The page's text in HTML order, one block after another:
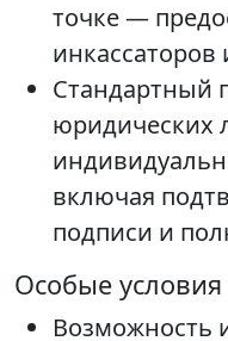
точке —
инкассаторов
Стандартный
юридических
включая
подписи и
Особые условия
Возможность